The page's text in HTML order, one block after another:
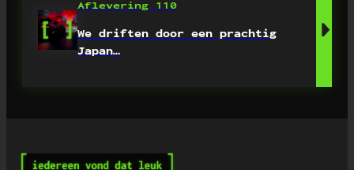
Aflevering 110
We driften door een prachtig
Japan…